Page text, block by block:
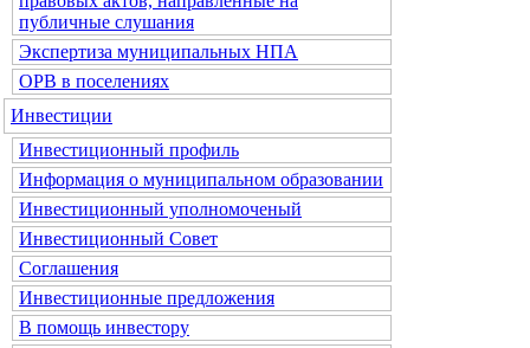
публичные слушания
Экспертиза муниципальных НПА
ОРВ в поселениях
Инвестиции
Инвестиционный профиль
Информация о муниципальном образовании
Инвестиционный уполномоченый
Инвестиционный Совет
Соглашения
Инвестиционные предложения
В помощь инвестору